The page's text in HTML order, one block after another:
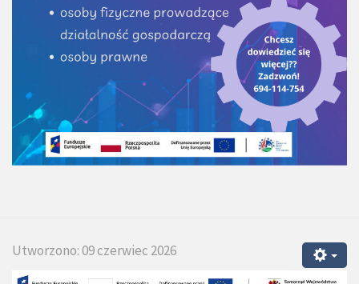
Utworzono: 09 czerwiec 2026